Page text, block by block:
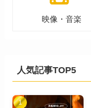
映像・音楽
人気記事TOP5